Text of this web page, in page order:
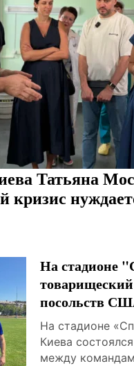
Татьяна
кризис
На стадионе
посольств
На стадионе
Киева
между